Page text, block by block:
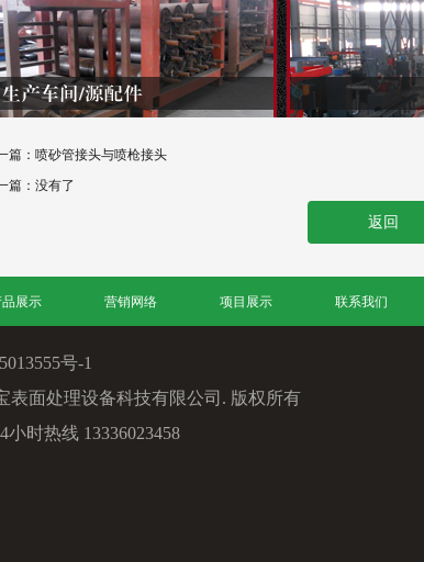
篇： 喷砂管接头与喷枪接头
篇：没有了
返回
展示 营销网络 项目展示 联系我们
号-1
表面处理设备科技有限公司. 版权所有
小时热线 13336023458